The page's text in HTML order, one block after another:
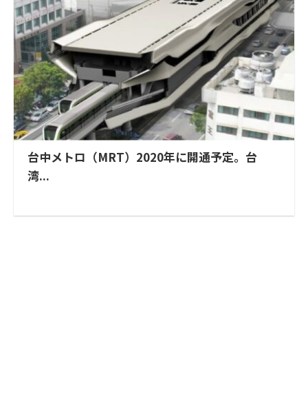
台中メトロ（MRT）2020年に開通予定。台
湾...